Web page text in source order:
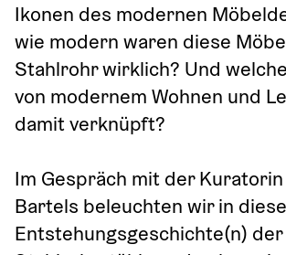
Ikonen des modernen
wie modern waren diese
Stahlrohr wirklich? Und
von modernem Wohnen und
damit verknüpft?
Im Gespräch mit der
Bartels beleuchten wir in
Entstehungsgeschichte(n) der